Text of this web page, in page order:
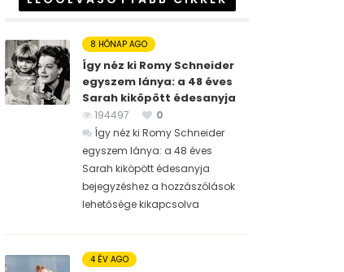
8 HÓNAP AGO
Így néz ki Romy Schneider
egyszem lánya: a 48 éves
Sarah kiköpött édesanyja
194497
0
Így néz ki Romy Schneider
egyszem lánya: a 48 éves
Sarah kiköpött édesanyja
bejegyzéshez a hozzászólások
lehetősége kikapcsolva
4 ÉV AGO